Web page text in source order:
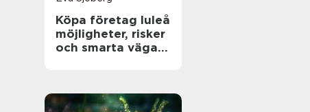
Köpa företag luleå
möjligheter, risker
och smarta vägar